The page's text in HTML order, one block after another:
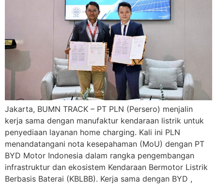
Jakarta, BUMN TRACK – PT PLN (Persero) menjalin
kerja sama dengan manufaktur kendaraan listrik untuk
penyediaan layanan home charging. Kali ini PLN
menandatangani nota kesepahaman (MoU) dengan PT
BYD Motor Indonesia dalam rangka pengembangan
infrastruktur dan ekosistem Kendaraan Bermotor Listrik
Berbasis Baterai (KBLBB). Kerja sama dengan BYD ,